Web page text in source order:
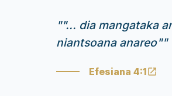
""... dia mangataka
niantsoana anareo""
Efesiana 4:1